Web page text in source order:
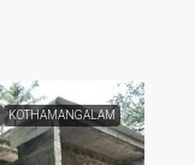
KOTHAMANGALAM